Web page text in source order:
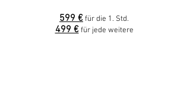
599 €für die 1. Std.
499 €für jede weitere